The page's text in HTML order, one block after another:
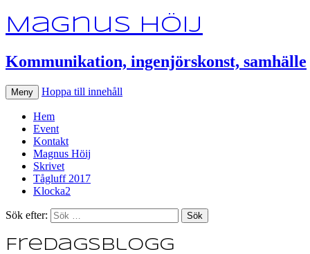
Magnus Höij
Kommunikation, ingenjörskonst, samhälle
Meny Hoppa till innehåll
Hem
Event
Kontakt
Magnus Höij
Skrivet
Tågluff 2017
Klocka2
Sök efter:
Fredagsblogg